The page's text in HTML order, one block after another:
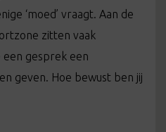
‘moed’ vraagt. Aan de
zitten vaak
een gesprek een
geven. Hoe bewust ben jij